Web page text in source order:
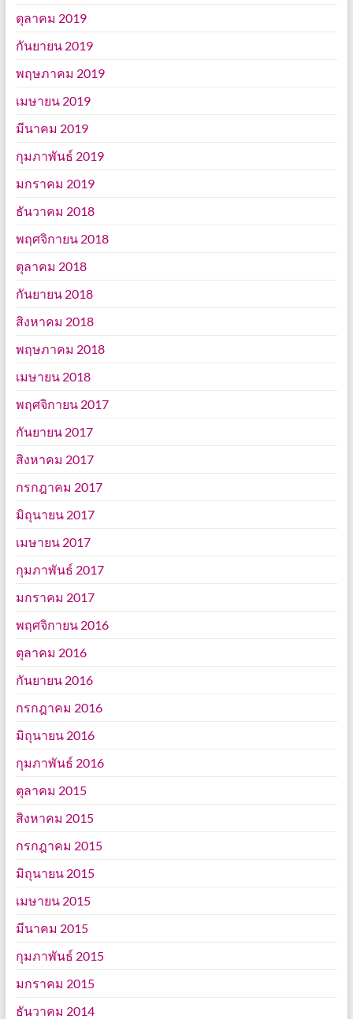
ตุลาคม 2019
กันยายน 2019
พฤษภาคม 2019
เมษายน 2019
มีนาคม 2019
กุมภาพันธ์ 2019
มกราคม 2019
ธันวาคม 2018
พฤศจิกายน 2018
ตุลาคม 2018
กันยายน 2018
สิงหาคม 2018
พฤษภาคม 2018
เมษายน 2018
พฤศจิกายน 2017
กันยายน 2017
สิงหาคม 2017
กรกฎาคม 2017
มิถุนายน 2017
เมษายน 2017
กุมภาพันธ์ 2017
มกราคม 2017
พฤศจิกายน 2016
ตุลาคม 2016
กันยายน 2016
กรกฎาคม 2016
มิถุนายน 2016
กุมภาพันธ์ 2016
ตุลาคม 2015
สิงหาคม 2015
กรกฎาคม 2015
มิถุนายน 2015
เมษายน 2015
มีนาคม 2015
กุมภาพันธ์ 2015
มกราคม 2015
ธันวาคม 2014